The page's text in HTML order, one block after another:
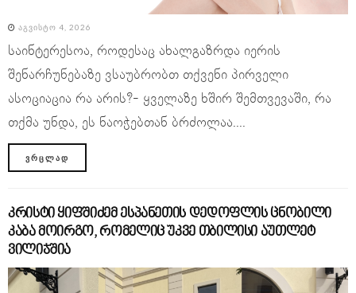
ᲐᲒᲕᲘᲡᲢᲝ 4, 2026
საინტერესოა, როდესაც ახალგაზრდა იერის
შენარჩუნებაზე ვსაუბრობთ თქვენი პირველი
ასოციაცია რა არის?- ყველაზე ხშირ შემთვევაში, რა
თქმა უნდა, ეს ნაოჭებთან ბრძოლაა....
ᲕᲠᲪᲚᲐᲓ
კრისტი ყიფშიძემ ესპანეთის დედოფლის ცნობილი
კაბა მოირგო, რომელიც უკვე თბილისი აუთლეტ
ვილიჯშია